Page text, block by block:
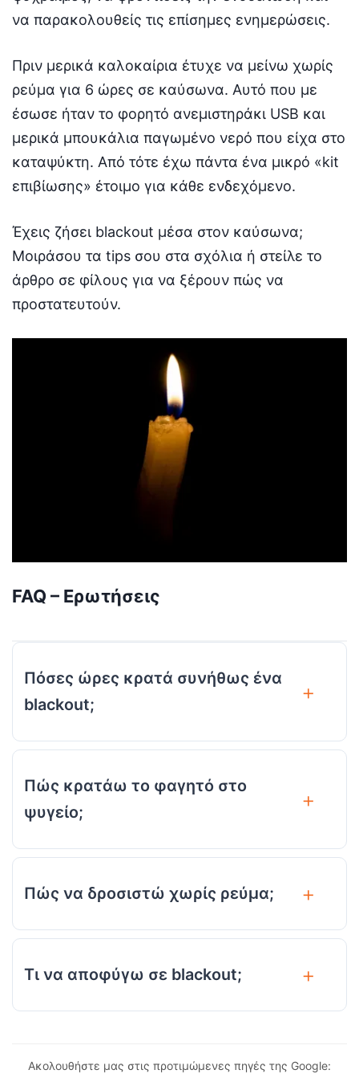
να παρακολουθείς τις επίσημες ενημερώσεις.
Πριν μερικά καλοκαίρια έτυχε να μείνω χωρίς
ρεύμα για 6 ώρες σε καύσωνα. Αυτό που με
έσωσε ήταν το φορητό ανεμιστηράκι USB και
μερικά μπουκάλια παγωμένο νερό που είχα στο
καταψύκτη. Από τότε έχω πάντα ένα μικρό «kit
επιβίωσης» έτοιμο για κάθε ενδεχόμενο.
Έχεις ζήσει blackout μέσα στον καύσωνα;
Μοιράσου τα tips σου στα σχόλια ή στείλε το
άρθρο σε φίλους για να ξέρουν πώς να
προστατευτούν.
FAQ – Ερωτήσεις
Πόσες ώρες κρατά συνήθως ένα
blackout;
Πώς κρατάω το φαγητό στο
ψυγείο;
Πώς να δροσιστώ χωρίς ρεύμα;
Τι να αποφύγω σε blackout;
Ακολουθήστε μας στις προτιμώμενες πηγές της Google: